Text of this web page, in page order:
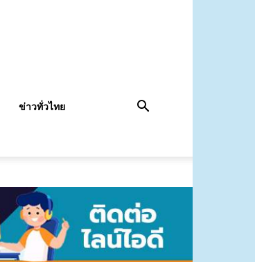
ข่าวทั่วไทย